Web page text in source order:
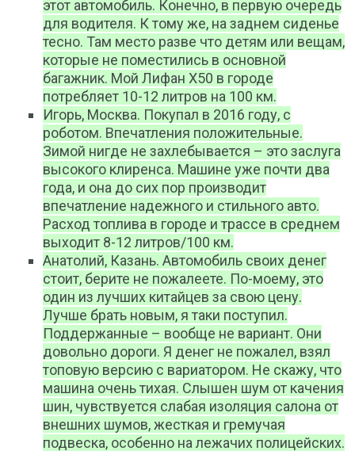
этот автомобиль. Конечно, в первую очередь
для водителя. К тому же, на заднем сиденье
тесно. Там место разве что детям или вещам,
которые не поместились в основной
багажник. Мой Лифан Х50 в городе
потребляет 10-12 литров на 100 км.
Игорь, Москва. Покупал в 2016 году, с
роботом. Впечатления положительные.
Зимой нигде не захлебывается – это заслуга
высокого клиренса. Машине уже почти два
года, и она до сих пор производит
впечатление надежного и стильного авто.
Расход топлива в городе и трассе в среднем
выходит 8-12 литров/100 км.
Анатолий, Казань. Автомобиль своих денег
стоит, берите не пожалеете. По-моему, это
один из лучших китайцев за свою цену.
Лучше брать новым, я таки поступил.
Поддержанные – вообще не вариант. Они
довольно дороги. Я денег не пожалел, взял
топовую версию с вариатором. Не скажу, что
машина очень тихая. Слышен шум от качения
шин, чувствуется слабая изоляция салона от
внешних шумов, жесткая и гремучая
подвеска, особенно на лежачих полицейских.